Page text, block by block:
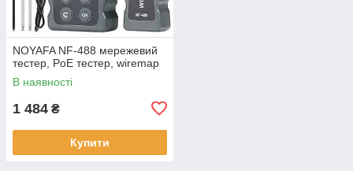
NOYAFA NF-488 мережевий
тестер, PoE тестер, wiremap
В наявності
1 484 ₴
Купити